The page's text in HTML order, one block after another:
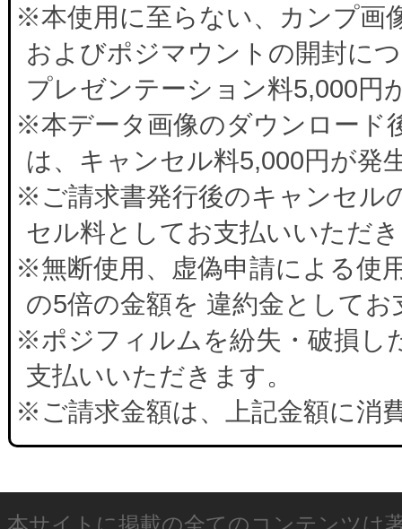
※本使用に至らない、カンプ画
およびポジマウントの開封に
プレゼンテーション料5,000円
※本データ画像のダウンロード
は、キャンセル料5,000円が発
※ご請求書発行後のキャンセル
セル料としてお支払いいただ
※無断使用、虚偽申請による使
の5倍の金額を 違約金として
※ポジフィルムを紛失・破損し
支払いいただきます。
※ご請求金額は、上記金額に消
本サイトに掲載の全てのコンテンツは